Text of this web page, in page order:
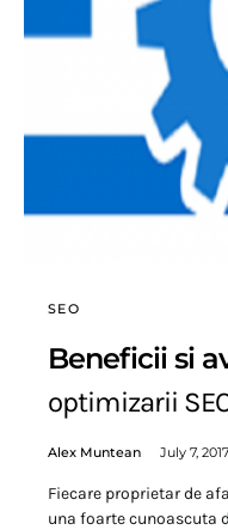
SEO
Beneficii si
optimizarii
Alex Muntean July 7, 2017
Fiecare proprietar de
una foarte cunoascuta